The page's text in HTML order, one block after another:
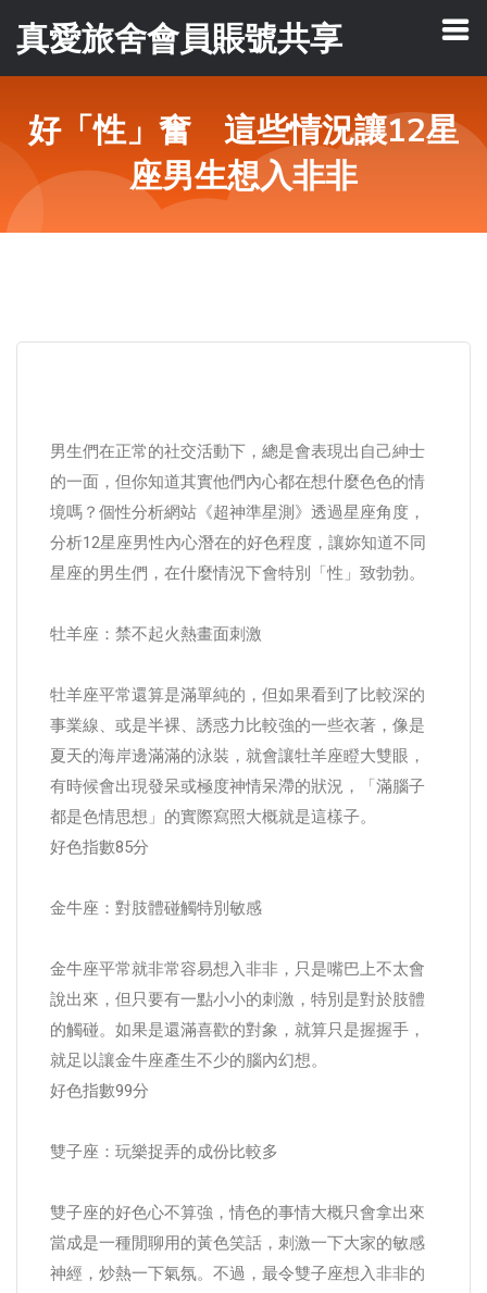
真愛旅舍會員賬號共享
好「性」奮 這些情況讓12星
座男生想入非非
男生們在正常的社交活動下，總是會表現出自己紳士
的一面，但你知道其實他們內心都在想什麼色色的情
境嗎？個性分析網站《超神準星測》透過星座角度，
分析12星座男性內心潛在的好色程度，讓妳知道不同
星座的男生們，在什麼情況下會特別「性」致勃勃。
牡羊座：禁不起火熱畫面刺激
牡羊座平常還算是滿單純的，但如果看到了比較深的
事業線、或是半裸、誘惑力比較強的一些衣著，像是
夏天的海岸邊滿滿的泳裝，就會讓牡羊座瞪大雙眼，
有時候會出現發呆或極度神情呆滯的狀況，「滿腦子
都是色情思想」的實際寫照大概就是這樣子。
好色指數85分
金牛座：對肢體碰觸特別敏感
金牛座平常就非常容易想入非非，只是嘴巴上不太會
說出來，但只要有一點小小的刺激，特別是對於肢體
的觸碰。如果是還滿喜歡的對象，就算只是握握手，
就足以讓金牛座產生不少的腦內幻想。
好色指數99分
雙子座：玩樂捉弄的成份比較多
雙子座的好色心不算強，情色的事情大概只會拿出來
當成是一種閒聊用的黃色笑話，刺激一下大家的敏感
神經，炒熱一下氣氛。不過，最令雙子座想入非非的